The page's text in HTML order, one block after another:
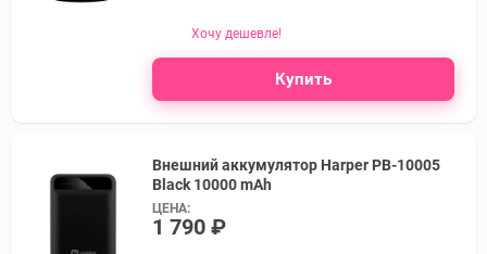
Хочу дешевле!
Купить
Внешний аккумулятор Harper PB-10005
Black 10000 mAh
ЦЕНА:
1 790 ₽